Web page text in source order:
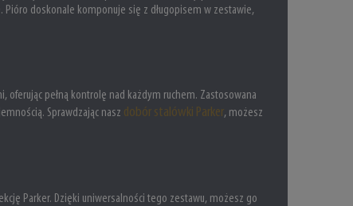
doskonale komponuje się z długopisem w zestawie,
pełną kontrolę nad każdym ruchem. Zastosowana
Sprawdzając nasz dobór stalówki Parker, możesz
Parker. Dzięki uniwersalności tego zestawu, możesz go